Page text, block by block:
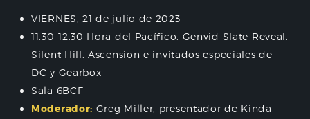
VIERNES, 21 de julio de 2023
11:30-12:30 Hora del Pacífico: Genvid Slate Reveal:
Silent Hill: Ascension e invitados especiales de
DC y Gearbox
Sala 6BCF
Moderador: Greg Miller, presentador de Kinda